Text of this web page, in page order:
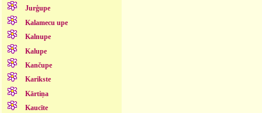
Jurģupe
Kalamecu upe
Kalnupe
Kalupe
Kančupe
Karikste
Kārtiņa
Kaucīte